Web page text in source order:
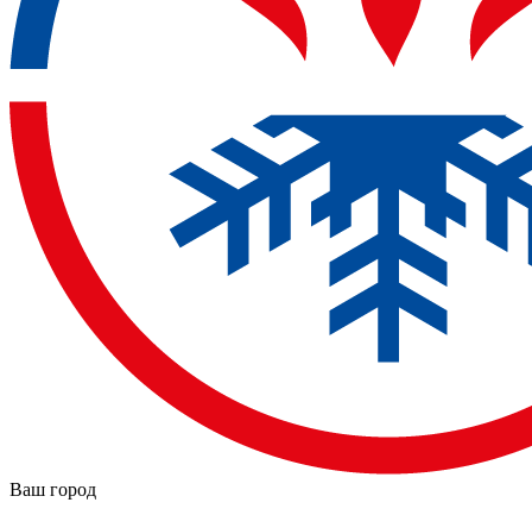
Ваш город